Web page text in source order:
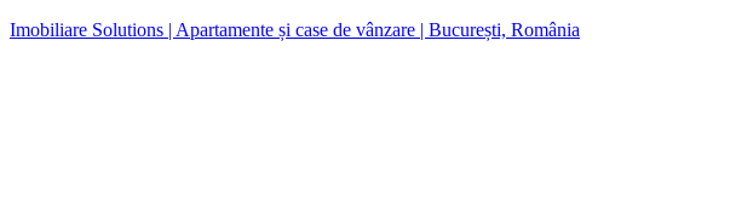
Imobiliare Solutions | Apartamente și case de vânzare | București, România